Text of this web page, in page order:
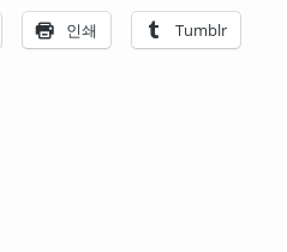
인쇄 Tumblr